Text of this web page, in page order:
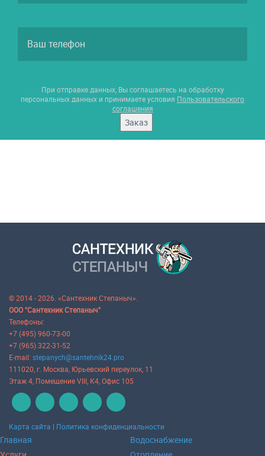
При отправке данных, Вы соглашаетесь на обработку
персональных данных и принимаете условия Пользовательского
соглашения
Заказ
© 2014 - 2026. «Сантехник Степаныч».
ООО "Сантехник Степаныч"
Телефоны:
+7 (495) 960-73-00
+7 (965) 322-31-52
E-mail: stepanych@santehnik24.pro
111020 , г. Москва Юрьевский переулок, 11
Этаж 4, Помещение VIII, К4, Офис 105
Карта сайта | Политика конфиденциальности
Главная
Водоснабжение